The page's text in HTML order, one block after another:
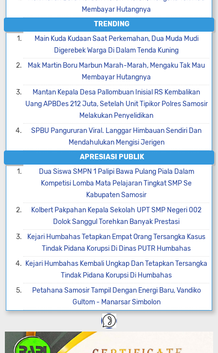
Membayar Hutangnya
TRENDING
Main Kuda Kudaan Saat Perkemahan, Dua Muda Mudi
Digerebek Warga Di Dalam Tenda Kuning
Mak Martin Boru Marbun Marah-Marah, Mengaku Tak Mau
Membayar Hutangnya
Mantan Kepala Desa Pallombuan Inisial RS Kembalikan
Uang APBDes 212 Juta, Setelah Unit Tipikor Polres Samosir
Melakukan Penyelidikan
SPBU Pangururan Viral. Langgar Himbauan Sendiri Dan
Mendahulukan Mengisi Jerigen
APRESIASI PUBLIK
Dua Siswa SMPN 1 Palipi Bawa Pulang Piala Dalam
Kompetisi Lomba Mata Pelajaran Tingkat SMP Se
Kabupaten Samosir
Kolbert Pakpahan Kepala Sekolah UPT SMP Negeri 002
Dolok Sanggul Torehkan Banyak Prestasi
Kejari Humbahas Tetapkan Empat Orang Tersangka Kasus
Tindak Pidana Korupsi Di Dinas PUTR Humbahas
Kejari Humbahas Kembali Ungkap Dan Tetapkan Tersangka
Tindak Pidana Korupsi Di Humbahas
Petahana Samosir Tampil Dengan Energi Baru, Vandiko
Gultom - Manarsar Simbolon